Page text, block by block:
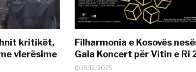
kritikët,
vlerësime
Filharmonia e Kosovës
Gala Koncert për Vitin e Ri
19/12/2025